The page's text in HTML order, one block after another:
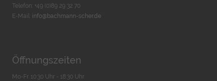
Telefon: +49 (0)89 29 32 70
E-Mail: info@bachmann-scher.de
Öffnungszeiten
Mo-Fr. 10:30 Uhr - 18:30 Uhr